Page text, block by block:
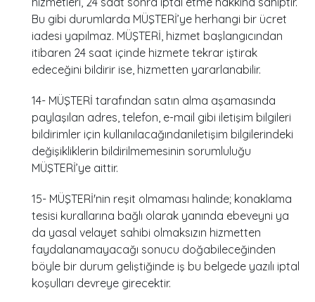
Bu gibi durumlarda MÜŞTERİ’ye herhangi bir ücret
iadesi yapılmaz. MÜŞTERİ, hizmet başlangıcından
itibaren 24 saat içinde hizmete tekrar iştirak
edeceğini bildirir ise, hizmetten yararlanabilir.
14- MÜŞTERİ tarafından satın alma aşamasında
paylaşılan adres, telefon, e-mail gibi iletişim bilgileri
bildirimler için kullanılacağındaniletişim bilgilerindeki
değişikliklerin bildirilmemesinin sorumluluğu
MÜŞTERİ’ye aittir.
15- MÜŞTERİ'nin reşit olmaması halinde; konaklama
tesisi kurallarına bağlı olarak yanında ebeveyni ya
da yasal velayet sahibi olmaksızın hizmetten
faydalanamayacağı sonucu doğabileceğinden
böyle bir durum geliştiğinde iş bu belgede yazılı iptal
koşulları devreye girecektir.